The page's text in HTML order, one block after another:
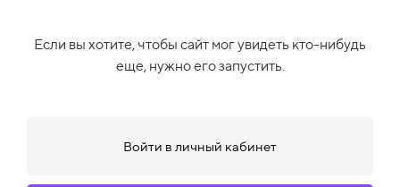
Если вы хотите, чтобы сайт мог увидеть кто-нибудь
еще, нужно его запустить.
Войти в личный кабинет